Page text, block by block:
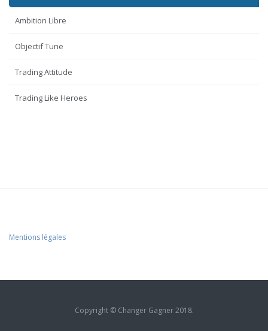
Ambition Libre
Objectif Tune
Trading Attitude
Trading Like Heroes
Mentions légales
Copyright © Changer Gagner 2018.